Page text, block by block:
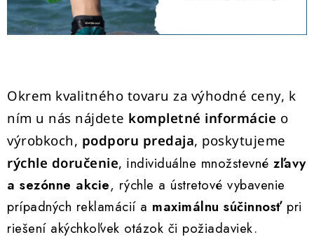
Okrem kvalitného tovaru za výhodné ceny, k
ním u nás nájdete kompletné informácie o
výrobkoch, podporu predaja, poskytujeme
rýchle doručenie, individuálne množstevné zľavy
a sezónne akcie, rýchle a ústretové vybavenie
prípadných reklamácií a maximálnu súčinnosť pri
riešení akýchkoľvek otázok či požiadaviek.